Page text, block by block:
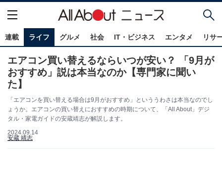
連載 ライフ グルメ 社会 IT・ビジネス エンタメ リサ
エアコン買い替えるならいつが安い？ 「9月が
おすすめ」説は本当なのか【専門家に聞い
た】
「エアコンを買い替える場合は9月がおすすめ」といううわさは本当なのでし
ょうか。エアコンの買い替えにおすすめの時期について、「All About」デジ
タル・家電ガイドの安蔵靖志が解説します。
2024.09.14
安蔵 靖志